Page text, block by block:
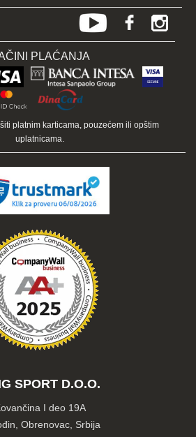
PLAĆANJA
platnim karticama, pouzećem ili opštim
uplatnicama.
SPORT D.O.O.
I deo 19A
Obrenovac, Srbija